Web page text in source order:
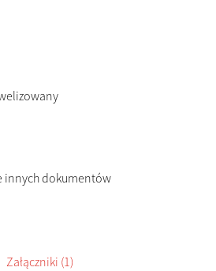
innych dokumentów
Załączniki (1)